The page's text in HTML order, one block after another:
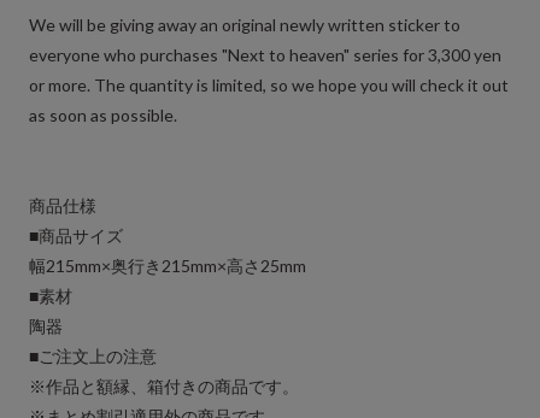
We will be giving away an original newly written sticker to
everyone who purchases "Next to heaven" series for 3,300 yen
or more. The quantity is limited, so we hope you will check it out
as soon as possible.
商品仕様
■商品サイズ
幅215mm×奥行き215mm×高さ25mm
■素材
陶器
■ご注文上の注意
※作品と額縁、箱付きの商品です。